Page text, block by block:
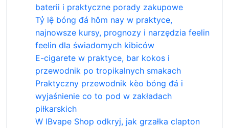
baterii i praktyczne porady zakupowe
Tỷ lệ bóng đá hôm nay w praktyce,
najnowsze kursy, prognozy i narzędzia feelin
feelin dla świadomych kibiców
E-cigarete w praktyce, bar kokos i
przewodnik po tropikalnych smakach
Praktyczny przewodnik kèo bóng đá i
wyjaśnienie co to pod w zakładach
piłkarskich
W IBvape Shop odkryj, jak grzałka clapton